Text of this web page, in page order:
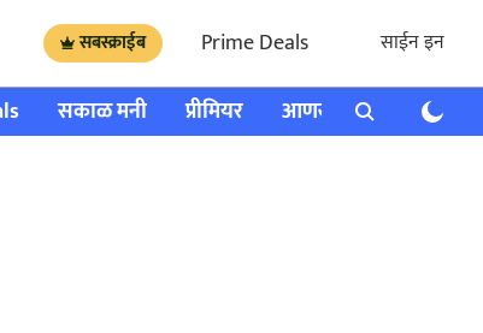
सबस्क्राईब Prime Deals साईन इन
सकाळ मनी प्रीमियर आणखी राशी भविष्य